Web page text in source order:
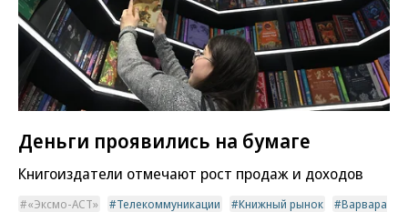
Деньги проявились на бумаге
Книгоиздатели отмечают рост продаж и доходов
«Эксмо-АСТ» Телекоммуникации Книжный рынок Варвара